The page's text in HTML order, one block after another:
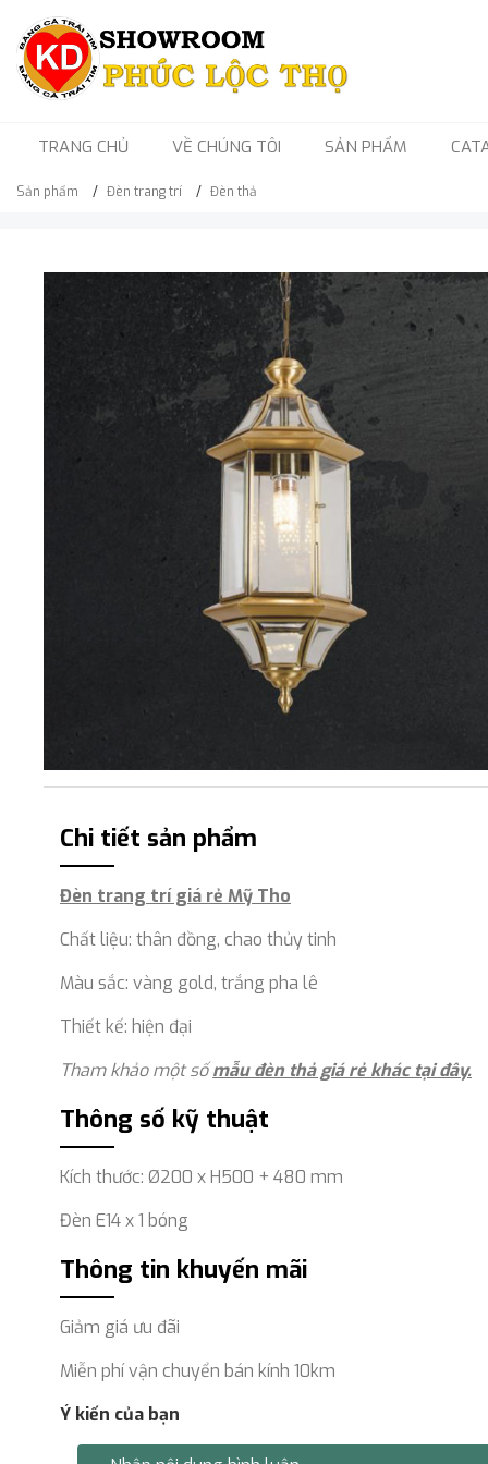
TRANG CHỦ VỀ CHÚNG TÔI SẢN PHẨM
Sản phẩm Đèn trang trí Đèn thả
Chi tiết sản phẩm
Đèn trang trí giá rẻ Mỹ Tho
Chất liệu: thân đồng, chao thủy tinh
Màu sắc: vàng gold, trắng pha lê
Thiết kế: hiện đại
Tham khảo một sốmẫu đèn thả giá rẻ khác tại đây.
Thông số kỹ thuật
Kích thước: Ø200 x H500 + 480 mm
Đèn E14 x 1 bóng
Thông tin khuyến mãi
Giảm giá ưu đãi
Miễn phí vận chuyển bán kính 10km
Ý kiến của bạn